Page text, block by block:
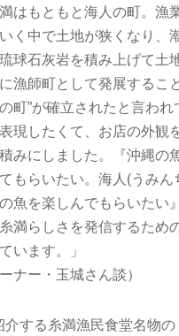
満はもともと海人の町。漁
く中で土地が狭くなり、
球石灰岩を積み上げて土
漁師町として発展するこ
町”が確立されたと言われ
現したくて、お店の外観
みにしました。『沖縄の
もらいたい。海人(うみん
魚を楽しんでもらいたい
満らしさを発信するため
います。」
ーナー・玉城さん談）
介する糸満漁民食堂名物の